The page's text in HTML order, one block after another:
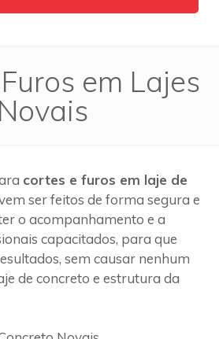
em Lajes
Novais
cortes e furos em laje de
ser feitos de forma segura e
o acompanhamento e a
capacitados, para que
sem causar nenhum
de concreto e estrutura da